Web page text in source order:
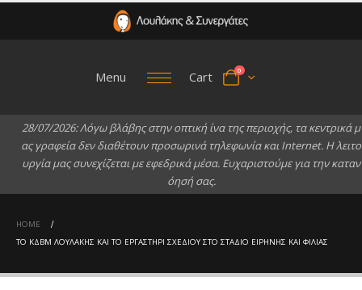
Menu Cart 0
28/07/2026:Λόγω βλάβης στην οπτική ίνα της περιοχής, τα κεντρικά μ
ας γραφεία δεν διαθέτουν προσωρινά τηλεφωνία και Internet. Ηλειτο
υργία μας συνεχίζεται με εφεδρικά μέσα. Ευχαριστούμε για την καταν
όησή σας.
HOME
ΤΟ ΚΔΒΜ ΛΟΥΛΆΚΗΣ ΚΑΙ ΤΟ ΕΡΓΑΣΤΉΡΙ ΣΧΕΔΊΟΥ ΣΤΟ ΣΤΆΔΙΟ ΕΙΡΉΝΗΣ ΚΑΙ ΦΙΛΊΑΣ